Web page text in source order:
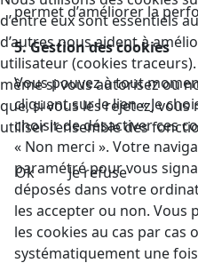
permet d’améliorer la
5. Gestion des cookies
Vous pouvez à tout
cliquant sur le lien « Je
choisir de désactiver ces
« Non merci ». Votre
paramétré pour vous
déposés dans votre
les accepter ou non. Vous
les cookies au cas par cas
systématiquement une
d’entre eux sont essentiels
d’autres nous aident à
utilisateur (cookies
même si vous autorisez ou
que, si vous les rejetez,
utiliser l’ensemble des
Ok Je refuse